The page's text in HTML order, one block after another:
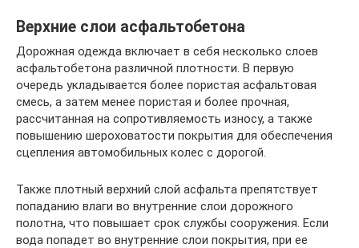
Верхние слои асфальтобетона
Дорожная одежда включает в себя несколько слоев
асфальтобетона различной плотности. В первую
очередь укладывается более пористая асфальтовая
смесь, а затем менее пористая и более прочная,
рассчитанная на сопротивляемость износу, а также
повышению шероховатости покрытия для обеспечения
сцепления автомобильных колес с дорогой.
Также плотный верхний слой асфальта препятствует
попаданию влаги во внутренние слои дорожного
полотна, что повышает срок службы сооружения. Если
вода попадет во внутренние слои покрытия, при ее